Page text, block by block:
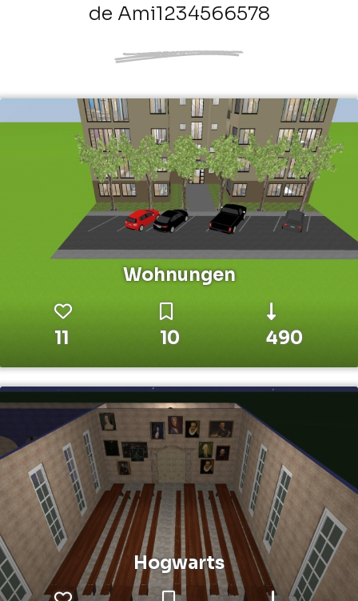
de Ami1234566578
Wohnungen
11 10 490
Hogwarts